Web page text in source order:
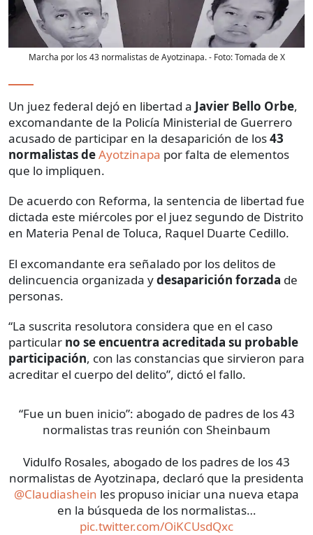
Marcha por los 43 normalistas de Ayotzinapa.- Foto:Tomada de X
Un juez federal dejó en libertad a Javier Bello Orbe,
excomandante de la Policía Ministerial de Guerrero
acusado de participar en la desaparición de los43
normalistas deAyotzinapa por falta de elementos
que lo impliquen.
De acuerdo con Reforma, la sentencia de libertad fue
dictada este miércoles por el juez segundo de Distrito
en Materia Penal de Toluca, Raquel Duarte Cedillo.
El excomandante era señalado por los delitos de
delincuencia organizada ydesaparición forzada de
personas.
“La suscrita resolutora considera que en el caso
particular no se encuentra acreditada su probable
participación, con las constancias que sirvieron para
acreditar el cuerpo del delito”, dictó el fallo.
“Fue un buen inicio”: abogado de padres de los 43
normalistas tras reunión con Sheinbaum
Vidulfo Rosales, abogado de los padres de los 43
normalistas de Ayotzinapa, declaró que la presidenta
@Claudiashein les propuso iniciar una nueva etapa
en la búsqueda de los normalistas…
pic.twitter.com/OiKCUsdQxc